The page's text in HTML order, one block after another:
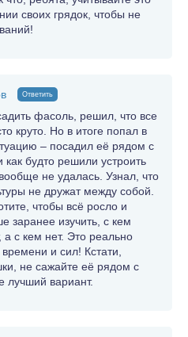
своих грядок, чтобы не
Ответить
фасоль, решил, что все
круто. Но в итоге попал в
– посадил её рядом с
будто решили устроить
не удалась. Узнал, что
не дружат между собой.
чтобы всё росло и
заранее изучить, с кем
а с кем нет. Это реально
и сил! Кстати,
не сажайте её рядом с
лучший вариант.